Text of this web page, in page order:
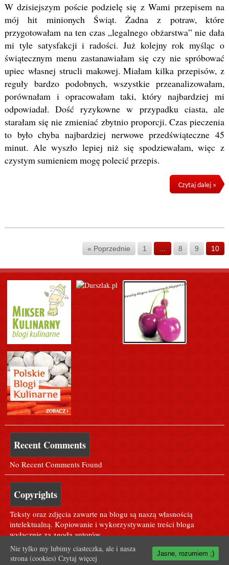
W dzisiejszym poście podzielę się z Wami przepisem na
mój hit minionych Świąt. Żadna z potraw, które
przygotowałam na ten czas „legalnego obżarstwa” nie dała
mi tyle satysfakcji i radości. Już kolejny rok myśląc o
świątecznym menu zastanawiałam się czy nie spróbować
upiec własnej strucli makowej. Miałam kilka przepisów, z
reguły bardzo podobnych, wszystkie przeanalizowałam,
porównałam i opracowałam taki, który najbardziej mi
odpowiadał. Dość ryzykowne w przypadku ciasta, ale
starałam się nie zmieniać zbytnio proporcji. Czas pieczenia
to było chyba najbardziej nerwowe przedświąteczne 45
minut. Ale wyszło lepiej niż się spodziewałam, więc z
czystym sumieniem mogę polecić przepis.
Czytaj dalej »
« Poprzednie 1 … 8 9 10
Recent Comments
No Recent Comments Found
Copyrights
Teksty oraz zdjęcia zawarte na blogu są naszą własnością
intelektualną. Kopiowanie i wykorzystywanie treści bloga
wyłącznie za zgodą autorów.
Dla Agusi ;* <3
Nie tylko my lubimy ciasteczka, ale i nasza
strona (cookies) Czytaj więcej Jasne, rozumiem ;)